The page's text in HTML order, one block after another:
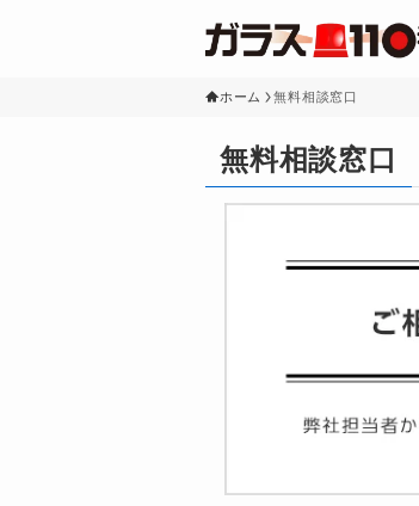
ホーム 無料相談窓口
無料相談窓口